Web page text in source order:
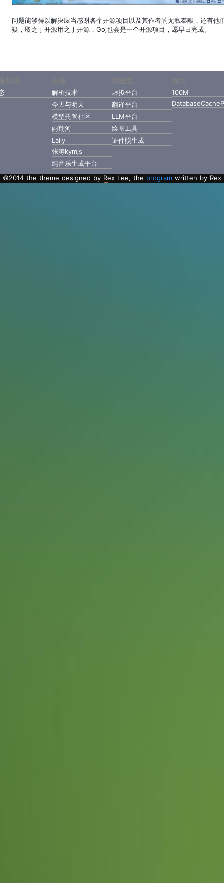
问题能够得以解决应当感谢各个开源项目以及其作者的无私奉献，还有他
疑，取之于开源用之于开源，Goj也会是一个开源项目，愿早日完成。
解析技术
今天与明天
模型托管社区
雨翔河
Laily
张涛kymjs
纯音乐生成平台
虚拟平台
翻译平台
LLM平台
绘图工具
证件照生成
100M
©2014 the theme designed by Rex Lee, the programwritten by Rex